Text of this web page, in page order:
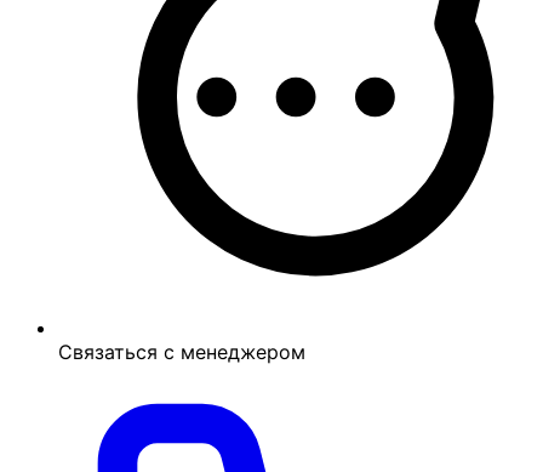
Связаться с менеджером